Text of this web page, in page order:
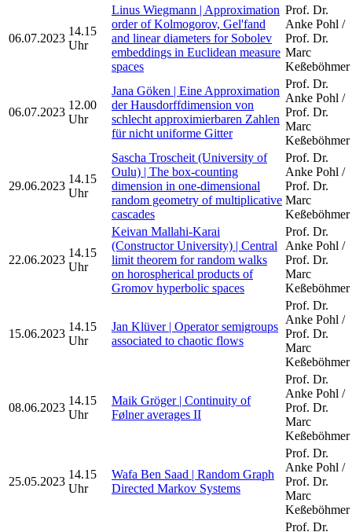
06.07.2023
14.15
Uhr
Linus Wiegmann | Approximation
order of Kolmogorov, Gel'fand
and linear diameters for Sobolev
embeddings in Euclidean measure
spaces
Prof. Dr.
Anke Pohl /
Prof. Dr.
Marc
Keßeböhmer
06.07.2023
12.00
Uhr
Jana Göken | Eine Approximation
der Hausdorffdimension von
schlecht approximierbaren Zahlen
für nicht uniforme Gitter
Prof. Dr.
Anke Pohl /
Prof. Dr.
Marc
Keßeböhmer
29.06.2023
14.15
Uhr
Sascha Troscheit (University of
Oulu) | The box-counting
dimension in one-dimensional
random geometry of multiplicative
cascades
Prof. Dr.
Anke Pohl /
Prof. Dr.
Marc
Keßeböhmer
22.06.2023
14.15
Uhr
Keivan Mallahi-Karai
(Constructor University) | Central
limit theorem for random walks
on horospherical products of
Gromov hyperbolic spaces
Prof. Dr.
Anke Pohl /
Prof. Dr.
Marc
Keßeböhmer
15.06.2023
14.15
Uhr
Jan Klüver | Operator semigroups
associated to chaotic flows
Prof. Dr.
Anke Pohl /
Prof. Dr.
Marc
Keßeböhmer
08.06.2023
14.15
Uhr
Maik Gröger | Continuity of
Følner averages II
Prof. Dr.
Anke Pohl /
Prof. Dr.
Marc
Keßeböhmer
25.05.2023
14.15
Uhr
Wafa Ben Saad | Random Graph
Directed Markov Systems
Prof. Dr.
Anke Pohl /
Prof. Dr.
Marc
Keßeböhmer
Prof. Dr.